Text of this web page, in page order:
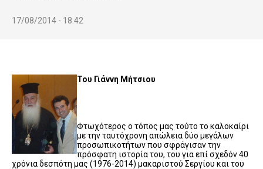
17/08/2014 - 18:42
Του Γιάννη Μήτσιου
Φτωχότερος ο τόπος μας τούτο το καλοκαίρι
με την ταυτόχρονη απώλεια δύο μεγάλων
προσωπικοτήτων που σφράγισαν την
πρόσφατη ιστορία του, του για επί σχεδόν 40
χρόνια δεσπότη μας (1976-2014) μακαριστού Σεργίου και του